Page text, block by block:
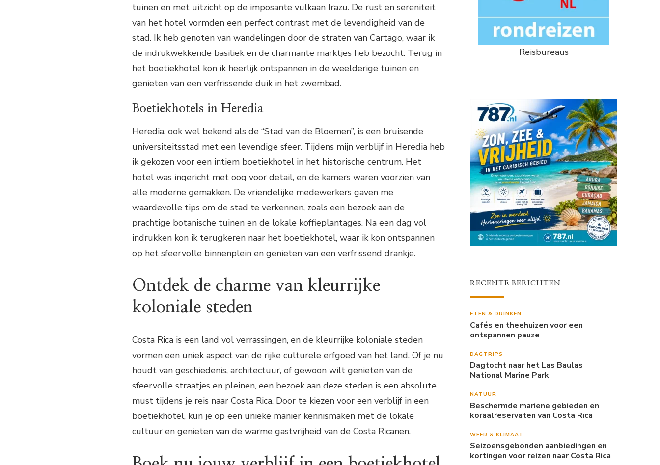
tuinen en met uitzicht op de imposante vulkaan Irazu. De rust en sereniteit
van het hotel vormden een perfect contrast met de levendigheid van de
stad. Ik heb genoten van wandelingen door de straten van Cartago, waar ik
de indrukwekkende basiliek en de charmante marktjes heb bezocht. Terug in
het boetiekhotel kon ik heerlijk ontspannen in de weelderige tuinen en
genieten van een verfrissende duik in het zwembad.
Boetiekhotels in Heredia
Heredia, ook wel bekend als de “Stad van de Bloemen”, is een bruisende
universiteitsstad met een levendige sfeer. Tijdens mijn verblijf in Heredia heb
ik gekozen voor een intiem boetiekhotel in het historische centrum. Het
hotel was ingericht met oog voor detail, en de kamers waren voorzien van
alle moderne gemakken. De vriendelijke medewerkers gaven me
waardevolle tips om de stad te verkennen, zoals een bezoek aan de
prachtige botanische tuinen en de lokale koffieplantages. Na een dag vol
indrukken kon ik terugkeren naar het boetiekhotel, waar ik kon ontspannen
op het sfeervolle binnenplein en genieten van een verfrissend drankje.
Ontdek de charme van kleurrijke
koloniale steden
Costa Rica is een land vol verrassingen, en de kleurrijke koloniale steden
vormen een uniek aspect van de rijke culturele erfgoed van het land. Of je nu
houdt van geschiedenis, architectuur, of gewoon wilt genieten van de
sfeervolle straatjes en pleinen, een bezoek aan deze steden is een absolute
must tijdens je reis naar Costa Rica. Door te kiezen voor een verblijf in een
boetiekhotel, kun je op een unieke manier kennismaken met de lokale
cultuur en genieten van de warme gastvrijheid van de Costa Ricanen.
Reisbureaus
RECENTE BERICHTEN
ETEN & DRINKEN
Cafés en theehuizen voor een
ontspannen pauze
DAGTRIPS
Dagtocht naar het Las Baulas
National Marine Park
NATUUR
Beschermde mariene gebieden en
koraalreservaten van Costa Rica
WEER & KLIMAAT
Seizoensgebonden aanbiedingen en
kortingen voor reizen naar Costa Rica